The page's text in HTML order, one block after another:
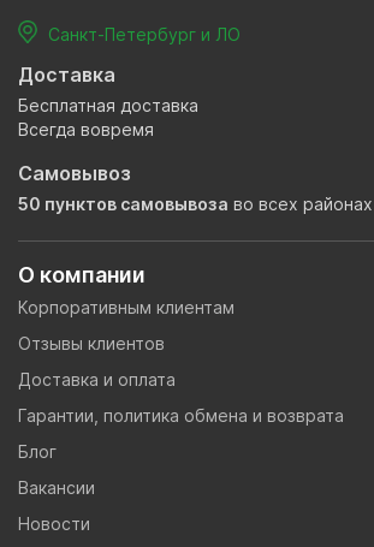
О компании
Корпоративным клиентам
Отзывы клиентов
Доставка и оплата
Гарантии, политика обмена и возврата
Блог
Вакансии
Новости
Санкт-Петербург и ЛО
Доставка
Бесплатная доставка
Всегда вовремя
Самовывоз
50 пунктов самовывоза во всех